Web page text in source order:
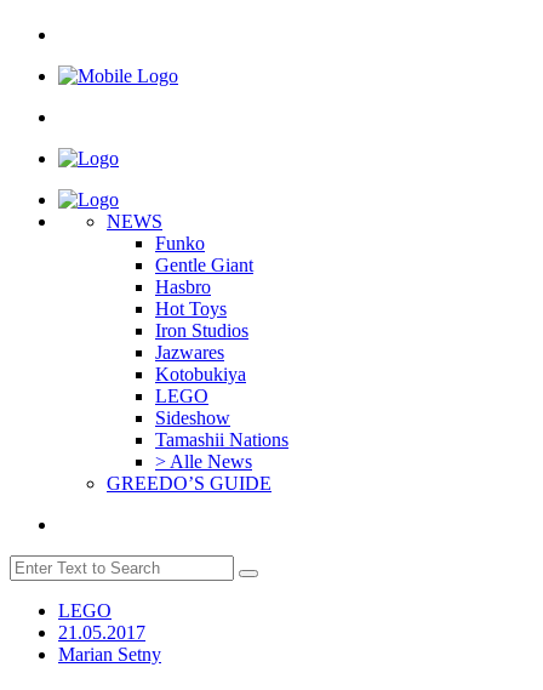
NEWS
Funko
Gentle Giant
Hasbro
Hot Toys
Iron Studios
Jazwares
Kotobukiya
LEGO
Sideshow
Tamashii Nations
> Alle News
GREEDO’S GUIDE
LEGO
21.05.2017
Marian Setny